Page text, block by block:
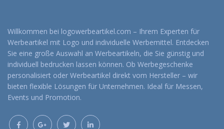
Willkommen bei logowerbeartikel.com – Ihrem Experten für
Werbeartikel mit Logo und individuelle Werbemittel. Entdecken
Sie eine große Auswahl an Werbeartikeln, die Sie günstig und
individuell bedrucken lassen können. Ob Werbegeschenke
personalisiert oder Werbeartikel direkt vom Hersteller – wir
bieten flexible Lösungen für Unternehmen. Ideal für Messen,
Events und Promotion.